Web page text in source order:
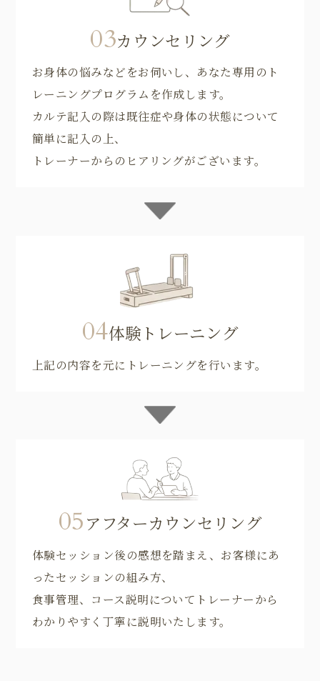
03カウンセリング
お身体の悩みなどをお伺いし、あなた専用のト
レーニングプログラムを作成します。
カルテ記入の際は既往症や身体の状態について
簡単に記入の上、
トレーナーからのヒアリングがございます。
04体験トレーニング
上記の内容を元にトレーニングを行います。
05アフターカウンセリング
体験セッション後の感想を踏まえ、お客様にあ
ったセッションの組み方、
食事管理、コース説明についてトレーナーから
わかりやすく丁寧に説明いたします。